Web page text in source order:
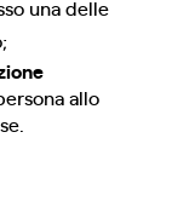
una delle
allo